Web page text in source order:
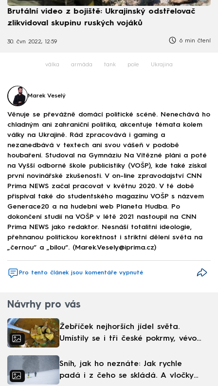
Brutální video z bojiště: Ukrajinský odstřelovač
zlikvidoval skupinu ruských vojáků
30. čvn 2022, 12:59 6 min čtení
válka armáda tank pole Ukrajina
Marek Veselý
Věnuje se převážně domácí politické scéně. Nenechává ho
chladným ani zahraniční politika, akcentuje témata kolem
války na Ukrajině. Rád zpracovává i gaming a
nezanedbává v textech ani svou vášeň v podobě
houbaření. Studoval na Gymnáziu Na Vítězné pláni a poté
na Vyšší odborné škole publicistiky (VOŠP), kde také získal
první novinářské zkušenosti. V on-line zpravodajství CNN
Prima NEWS začal pracovat v květnu 2020. V té době
přispíval také do studentského magazínu VOŠP s názvem
Generace20 a na hudební web Planeta Hudba. Po
dokončení studií na VOŠP v létě 2021 nastoupil na CNN
Prima NEWS jako redaktor. Nesnáší totalitní ideologie,
přehnanou politickou korektnost i striktní dělení světa na
„černou“ a „bílou“. (Marek.Vesely@iprima.cz)
Pro tento článek jsou komentáře vypnuté
Návrhy pro vás
Žebříček nejhorších jídel světa.
Umístily se i tři české pokrmy, vévodí
Sníh, jak ho neznáte: Jak rychle
padá i z čeho se skládá. A vločky